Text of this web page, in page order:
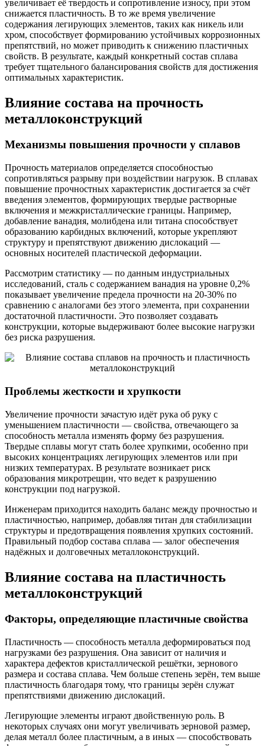
увеличивает её твердость и сопротивление износу, при этом
снижается пластичность. В то же время увеличение
содержания легирующих элементов, таких как никель или
хром, способствует формированию устойчивых коррозионных
препятствий, но может приводить к снижению пластичных
свойств. В результате, каждый конкретный состав сплава
требует тщательного балансирования свойств для достижения
оптимальных характеристик.
Влияние состава на прочность
металлоконструкций
Механизмы повышения прочности у сплавов
Прочность материалов определяется способностью
сопротивляться разрыву при воздействии нагрузок. В сплавах
повышение прочностных характеристик достигается за счёт
введения элементов, формирующих твердые растворные
включения и межкристаллические границы. Например,
добавление ванадия, молибдена или титана способствует
образованию карбидных включений, которые укрепляют
структуру и препятствуют движению дислокаций —
основных носителей пластической деформации.
Рассмотрим статистику — по данным индустриальных
исследований, сталь с содержанием ванадия на уровне 0,2%
показывает увеличение предела прочности на 20-30% по
сравнению с аналогами без этого элемента, при сохранении
достаточной пластичности. Это позволяет создавать
конструкции, которые выдерживают более высокие нагрузки
без риска разрушения.
Проблемы жесткости и хрупкости
Увеличение прочности зачастую идёт рука об руку с
уменьшением пластичности — свойства, отвечающего за
способность металла изменять форму без разрушения.
Твердые сплавы могут стать более хрупкими, особенно при
высоких концентрациях легирующих элементов или при
низких температурах. В результате возникает риск
образования микротрещин, что ведет к разрушению
конструкции под нагрузкой.
Инженерам приходится находить баланс между прочностью и
пластичностью, например, добавляя титан для стабилизации
структуры и предотвращения появления хрупких состояний.
Правильный подбор состава сплава — залог обеспечения
надёжных и долговечных металлоконструкций.
Влияние состава на пластичность
металлоконструкций
Факторы, определяющие пластичные свойства
Пластичность — способность металла деформироваться под
нагрузками без разрушения. Она зависит от наличия и
характера дефектов кристаллической решётки, зернового
размера и состава сплава. Чем больше степень зерён, тем выше
пластичность благодаря тому, что границы зерён служат
препятствиями движению дислокаций.
Легирующие элементы играют двойственную роль. В
некоторых случаях они могут увеличивать зерновой размер,
делая металл более пластичным, а в иных — способствовать